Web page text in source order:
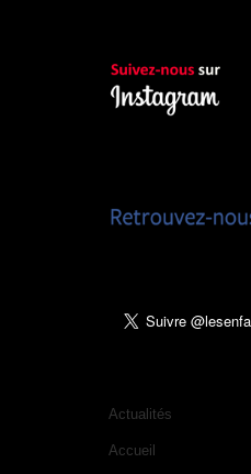
Actualités
Accueil